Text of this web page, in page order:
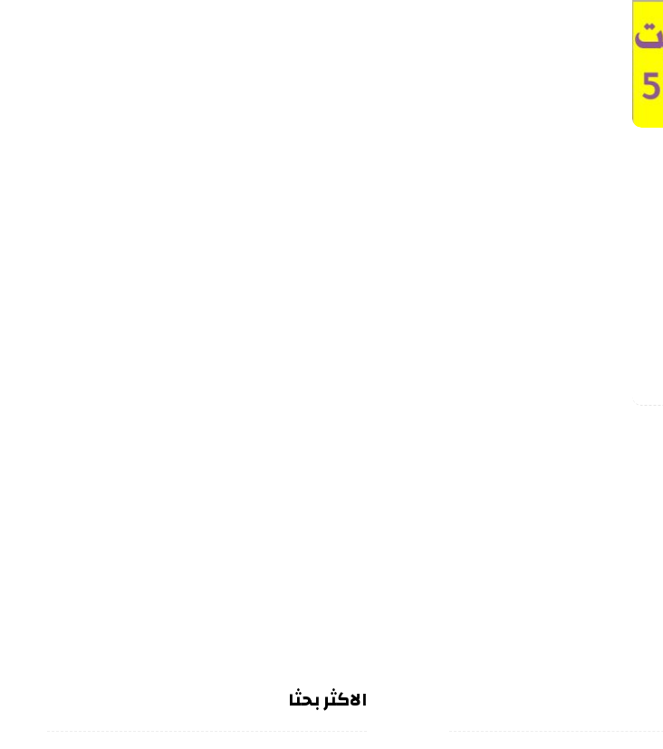
الاكثر بحثا